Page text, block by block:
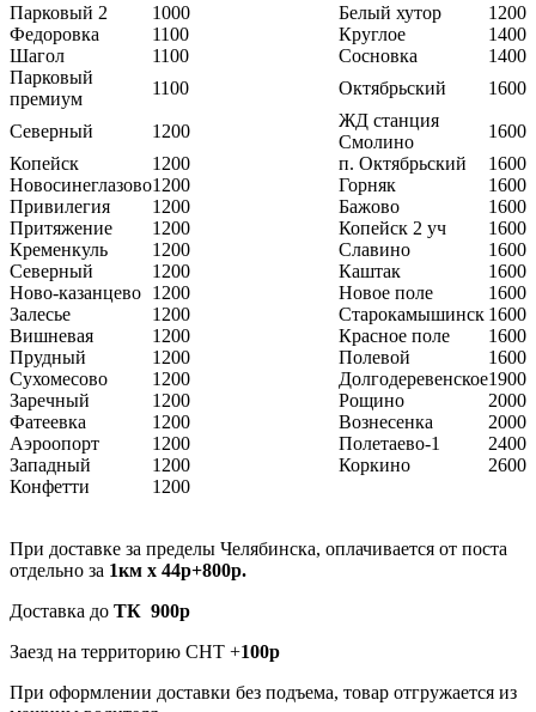
Парковый 2
1000 Белый хутор
1200
Федоровка
1100 Круглое
1400
Шагол
1100 Сосновка
1400
Парковый
премиум
1100 Октябрьский 1600
Северный 1200
ЖД станция
Смолино
1600
Копейск
1200 п. Октябрьский
1600
Новосинеглазово1200 Горняк
1600
Привилегия
1200 Бажово
1600
Притяжение
1200 Копейск 2 уч
1600
Кременкуль
1200 Славино
1600
Северный
1200 Каштак
1600
Ново-казанцево 1200 Новое поле
1600
Залесье
1200 Старокамышинск 1600
Вишневая
1200 Красное поле
1600
Прудный
1200 Полевой
1600
Сухомесово
1200 Долгодеревенское1900
Заречный
1200 Рощино
2000
Фатеевка
1200 Вознесенка
2000
Аэроопорт
1200 Полетаево-1
2400
Западный
1200 Коркино
2600
Конфетти
1200
При доставке за пределы Челябинска, оплачивается от поста
отдельно за 1км х 44р+800р.
Доставка до ТК 900р
Заезд на территорию СНТ +100р
При оформлении доставки без подъема, товар отгружается из